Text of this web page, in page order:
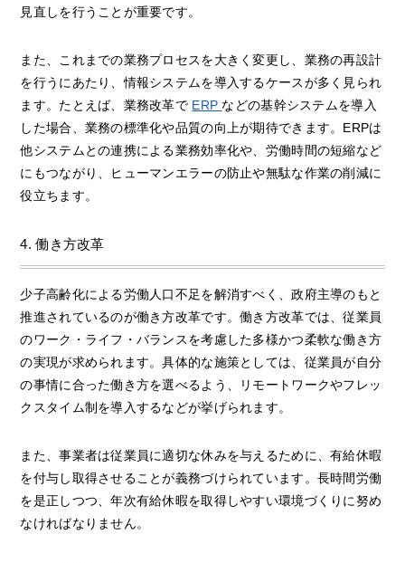
見直しを行うことが重要です。
また、これまでの業務プロセスを大きく変更し、業務の再設計
を行うにあたり、情報システムを導入するケースが多く見られ
ます。たとえば、業務改革で ERP などの基幹システムを導入
した場合、業務の標準化や品質の向上が期待できます。ERPは
他システムとの連携による業務効率化や、労働時間の短縮など
にもつながり、ヒューマンエラーの防止や無駄な作業の削減に
役立ちます。
4. 働き方改革
少子高齢化による労働人口不足を解消すべく、政府主導のもと
推進されているのが働き方改革です。働き方改革では、従業員
のワーク・ライフ・バランスを考慮した多様かつ柔軟な働き方
の実現が求められます。具体的な施策としては、従業員が自分
の事情に合った働き方を選べるよう、リモートワークやフレッ
クスタイム制を導入するなどが挙げられます。
また、事業者は従業員に適切な休みを与えるために、有給休暇
を付与し取得させることが義務づけられています。長時間労働
を是正しつつ、年次有給休暇を取得しやすい環境づくりに努め
なければなりません。